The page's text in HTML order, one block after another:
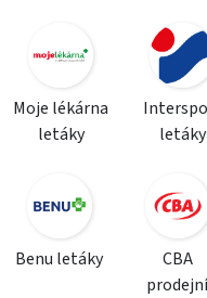
Moje lékárna
letáky
letáky
Benu letáky
CBA